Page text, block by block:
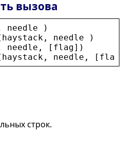
вызова
needle )
haystack , needle )
needle , [ flag])
haystack , needle , [ flag
строк.